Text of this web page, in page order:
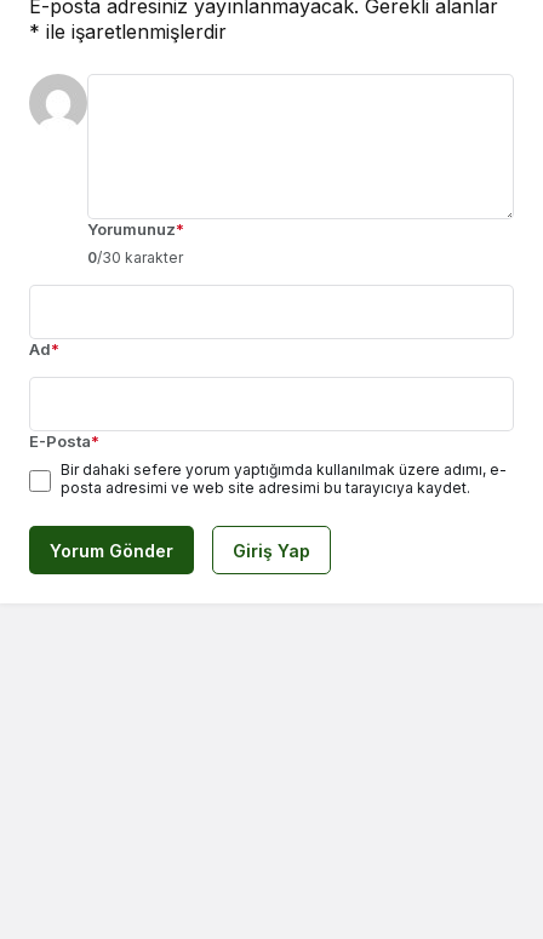
E-posta adresiniz yayınlanmayacak. Gerekli alanlar
* ile işaretlenmişlerdir
Yorumunuz*
0/30 karakter
Ad*
E-Posta*
Bir dahaki sefere yorum yaptığımda kullanılmak üzere adımı, e-
posta adresimi ve web site adresimi bu tarayıcıya kaydet.
Yorum Gönder Giriş Yap